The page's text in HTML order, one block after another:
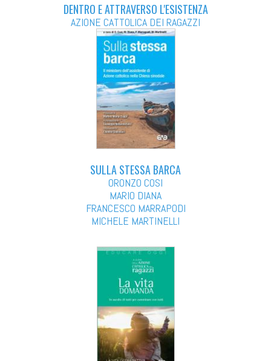
DENTRO E ATTRAVERSO L'ESISTENZA
AZIONE CATTOLICA DEI RAGAZZI
SULLA STESSA BARCA
ORONZO COSI
MARIO DIANA
FRANCESCO MARRAPODI
MICHELE MARTINELLI